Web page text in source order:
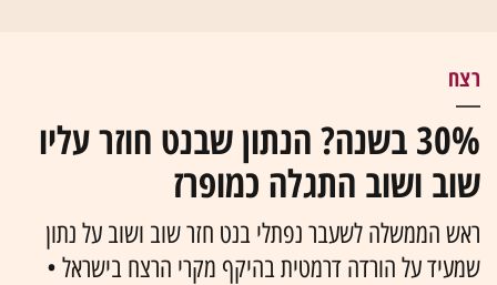
רצח
30% בשנה? הנתון שבנט חוזר עליו
שוב ושוב התגלה כמופרז
ראש הממשלה לשעבר נפתלי בנט חזר שוב ושוב על נתון
שמעיד על הורדה דרמטית בהיקף מקרי הרצח בישראל •